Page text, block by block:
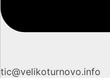
tic@velikoturnovo.info